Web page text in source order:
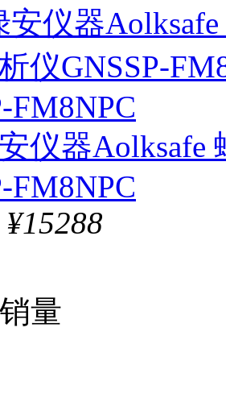
仪器Aolksafe
FM8NPC
¥15288
量